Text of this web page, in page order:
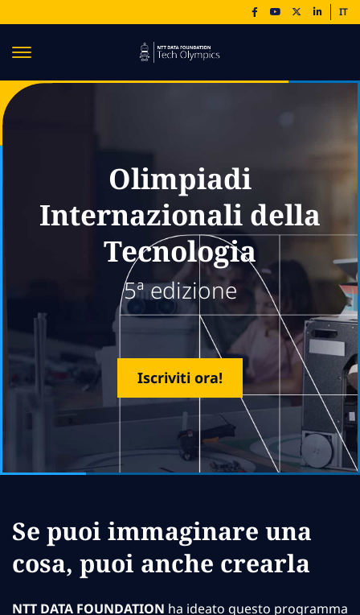
IT
Olimpiadi
Internazionali della
Tecnologia
5ª edizione
Iscriviti ora!
Se puoi immaginare una
cosa, puoi anche crearla
NTT DATA FOUNDATION ha ideato questo programma